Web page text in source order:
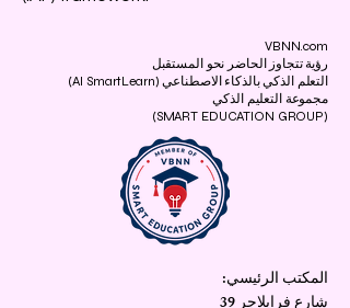
VBNN.com
رؤية تتجاوز الحاضر نحو المستقبل
التعلم الذكي بالذكاء الاصطناعي (AI SmartLearn)
مجموعة التعليم الذكي
(SMART EDUCATION GROUP)
المكتب الرئيسي: